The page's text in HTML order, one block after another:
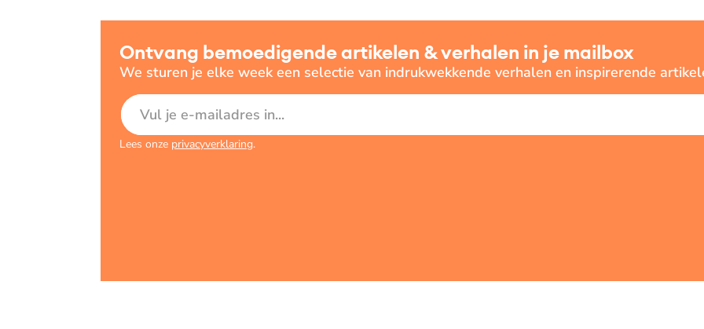
Ontvang bemoedigende artikelen & verhalen in je mailbox
We sturen je elke week een selectie van indrukwekkende verhalen en inspirerende
E-mailadres
Lees onze privacyverklaring.